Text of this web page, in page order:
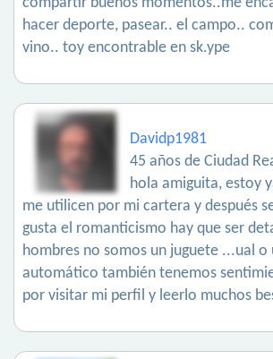
hacer deporte, pasear.. el campo..
vino.. toy encontrable en sk.ype
Davidp1981
45 años de Ciudad
hola amiguita, estoy
me utilicen por mi cartera y después
gusta el romanticismo hay que ser
hombres no somos un juguete ...ual o
automático también tenemos
por visitar mi perfil y leerlo muchos